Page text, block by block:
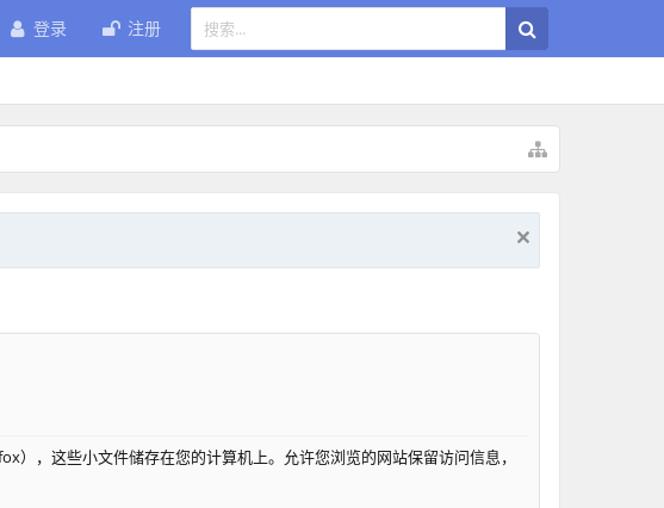
登录 注册
，这些小文件储存在您的计算机上。允许您浏览的网站保留访问信息，